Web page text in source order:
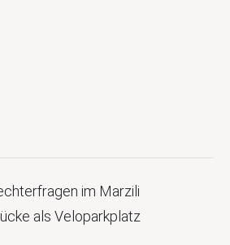
im Marzili
als Veloparkplatz